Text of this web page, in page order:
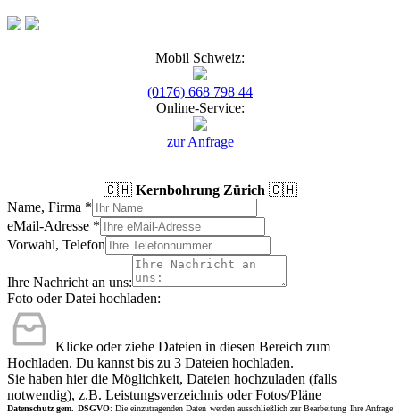
Mobil Schweiz:
(0176) 668 798 44
Online-Service:
zur Anfrage
🇨🇭 Kernbohrung Zürich 🇨🇭
Name, Firma *
eMail-Adresse *
Vorwahl, Telefon
Ihre Nachricht an uns:
Foto oder Datei hochladen:
Klicke oder ziehe Dateien in diesen Bereich zum
Hochladen. Du kannst bis zu 3 Dateien hochladen.
Sie haben hier die Möglichkeit, Dateien hochzuladen (falls
notwendig), z.B. Leistungsverzeichnis oder Fotos/Pläne
Datenschutz gem. DSGVO: Die einzutragenden Daten werden ausschließlich zur Bearbeitung Ihre Anfrage